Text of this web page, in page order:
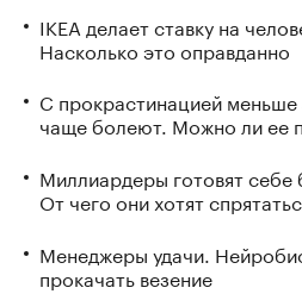
IKEA делает ставку на
Насколько это оправданно
С прокрастинацией
чаще болеют. Можно ли ее
Миллиардеры готовят себе
От чего они хотят
Менеджеры удачи.
прокачать везение